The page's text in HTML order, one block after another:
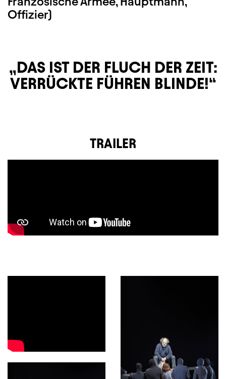
Offizier)
DAS IST DER FLUCH DER ZEIT:
VERRÜCKTE FÜHREN BLINDE!
TRAILER